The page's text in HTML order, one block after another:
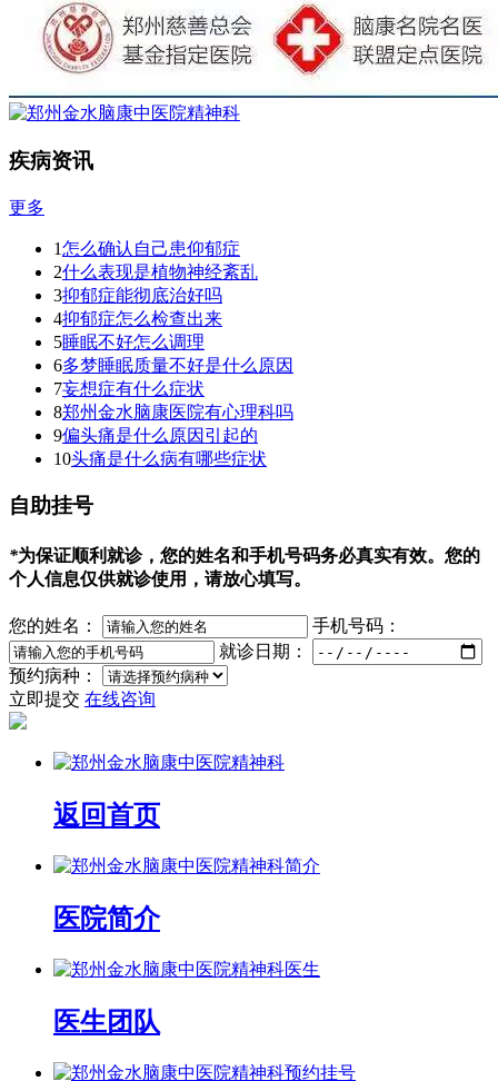
疾病资讯
更多
1怎么确认自己患仰郁症
2什么表现是植物神经紊乱
3抑郁症能彻底治好吗
4抑郁症怎么检查出来
5睡眠不好怎么调理
6多梦睡眠质量不好是什么原因
7妄想症有什么症状
8郑州金水脑康医院有心理科吗
9偏头痛是什么原因引起的
10头痛是什么病有哪些症状
自助挂号
*为保证顺利就诊，您的姓名和手机号码务必真实有效。您的
个人信息仅供就诊使用，请放心填写。
您的姓名：
手机号码：
就诊日期：
预约病种：
立即提交 在线咨询
返回首页
医院简介
医生团队